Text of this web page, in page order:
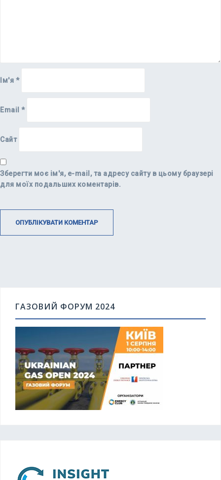
Ім'я *
Email *
Сайт
Зберегти моє ім'я, e-mail, та адресу сайту в цьому браузері
для моїх подальших коментарів.
ГАЗОВИЙ ФОРУМ 2024